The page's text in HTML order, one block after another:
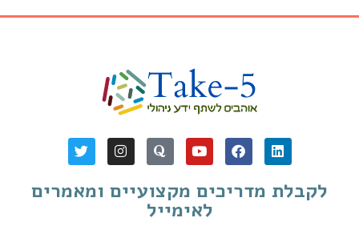
לקבלת מדריכים מקצועיים ומאמרים
לאימייל